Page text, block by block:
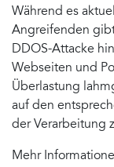
Während es
Angreifenden
DDOS-Attacke
Webseiten und
Überlastung
auf den
der Verarbeitung
Mehr